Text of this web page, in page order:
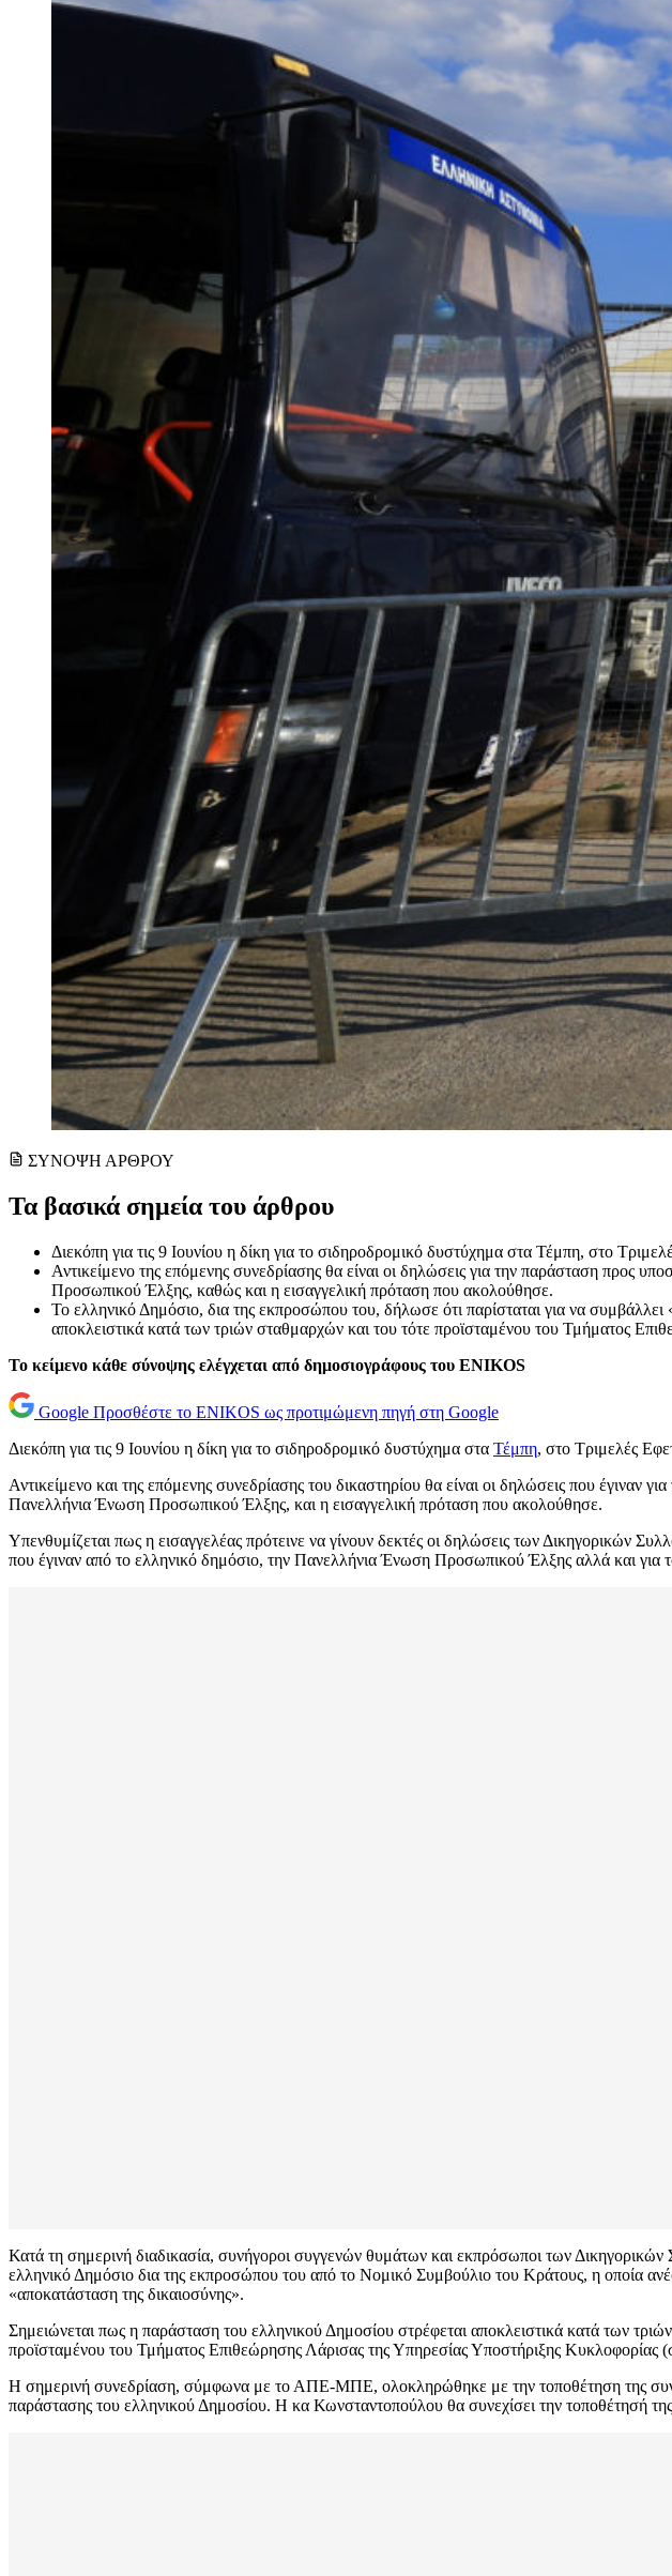
ΣΥΝΟΨΗ ΑΡΘΡΟΥ
Τα βασικά σημεία του άρθρου
Διεκόπη για τις 9 Ιουνίου η δίκη για το σιδηροδρομικό δυστύχημα στα Τέμπη, στο
Αντικείμενο της επόμενης συνεδρίασης θα είναι οι δηλώσεις για την παράσταση προς
Προσωπικού Έλξης, καθώς και η εισαγγελική πρόταση που ακολούθησε.
Το ελληνικό Δημόσιο, δια της εκπροσώπου του, δήλωσε ότι παρίσταται για να
αποκλειστικά κατά των τριών σταθμαρχών και του τότε προϊσταμένου του Τμήματος
Το κείμενο κάθε σύνοψης ελέγχεται από δημοσιογράφους του ENIKOS
Google Προσθέστε το ENIKOS ως προτιμώμενη πηγή στη Google
Διεκόπη για τις 9 Ιουνίου η δίκη για το σιδηροδρομικό δυστύχημα στα Τέμπη, στο Τριμελές
Αντικείμενο και της επόμενης συνεδρίασης του δικαστηρίου θα είναι οι δηλώσεις που έγιναν
Πανελλήνια Ένωση Προσωπικού Έλξης, και η εισαγγελική πρόταση που ακολούθησε.
Υπενθυμίζεται πως η εισαγγελέας πρότεινε να γίνουν δεκτές οι δηλώσεις των Δικηγορικών
που έγιναν από το ελληνικό δημόσιο, την Πανελλήνια Ένωση Προσωπικού Έλξης αλλά και για
Κατά τη σημερινή διαδικασία, συνήγοροι συγγενών θυμάτων και εκπρόσωποι των Δικηγορικών
ελληνικό Δημόσιο δια της εκπροσώπου του από το Νομικό Συμβούλιο του Κράτους, η οποία
«αποκατάσταση της δικαιοσύνης».
Σημειώνεται πως η παράσταση του ελληνικού Δημοσίου στρέφεται αποκλειστικά κατά των
προϊσταμένου του Τμήματος Επιθεώρησης Λάρισας της Υπηρεσίας Υποστήριξης Κυκλοφορίας
Η σημερινή συνεδρίαση, σύμφωνα με το ΑΠΕ-ΜΠΕ, ολοκληρώθηκε με την τοποθέτηση της
παράστασης του ελληνικού Δημοσίου. Η κα Κωνσταντοπούλου θα συνεχίσει την τοποθέτησή